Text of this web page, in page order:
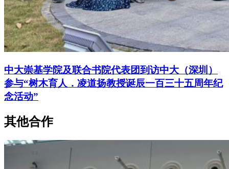
中大崇基学院及联合书院代表团到访中大（深圳）
参与“树木育人．凌道扬教授诞辰一百三十五周年纪
念活动”
其他合作